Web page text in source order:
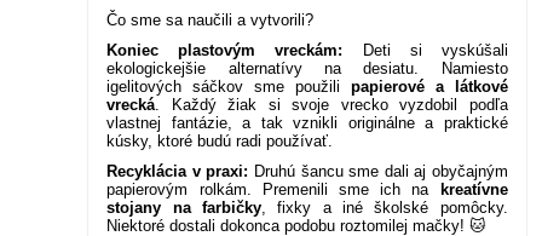
Čo sme sa naučili a vytvorili?
Koniec plastovým vreckám: Deti si vyskúšali
ekologickejšie alternatívy na desiatu. Namiesto
igelitových sáčkov sme použili papierové a látkové
vrecká . Každý žiak si svoje vrecko vyzdobil podľa
vlastnej fantázie, a tak vznikli originálne a praktické
kúsky, ktoré budú radi používať.
Recyklácia v praxi: Druhú šancu sme dali aj obyčajným
papierovým rolkám. Premenili sme ich na
kreatívne
stojany na farbičky , fixky a iné školské pomôcky.
Niektoré dostali dokonca podobu roztomilej mačky! 🐱